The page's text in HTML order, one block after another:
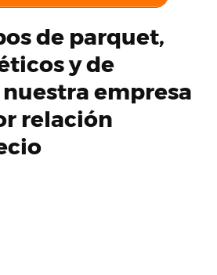
de parquet,
y de
empresa
relación